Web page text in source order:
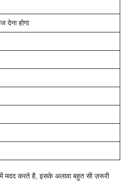
देना होगा
करते है, इसके अलावा बहुत सी ज़रूरी